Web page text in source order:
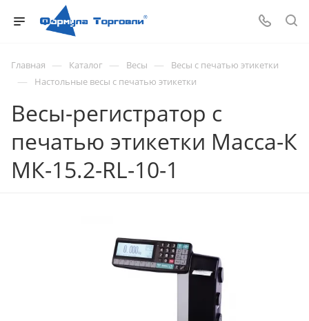
Главная — Каталог — Весы — Весы с печатью этикетки
— Настольные весы с печатью этикетки
Весы-регистратор с
печатью этикетки Масса-К
МК-15.2-RL-10-1